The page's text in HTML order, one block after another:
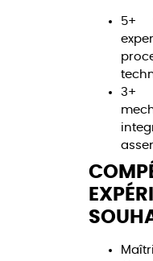
5+
3+